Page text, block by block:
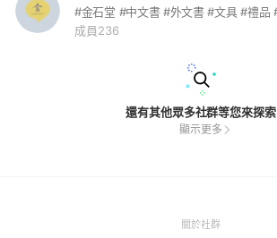
成員236
還有其他眾多社群等您來探索
顯示更多
關於社群(Open